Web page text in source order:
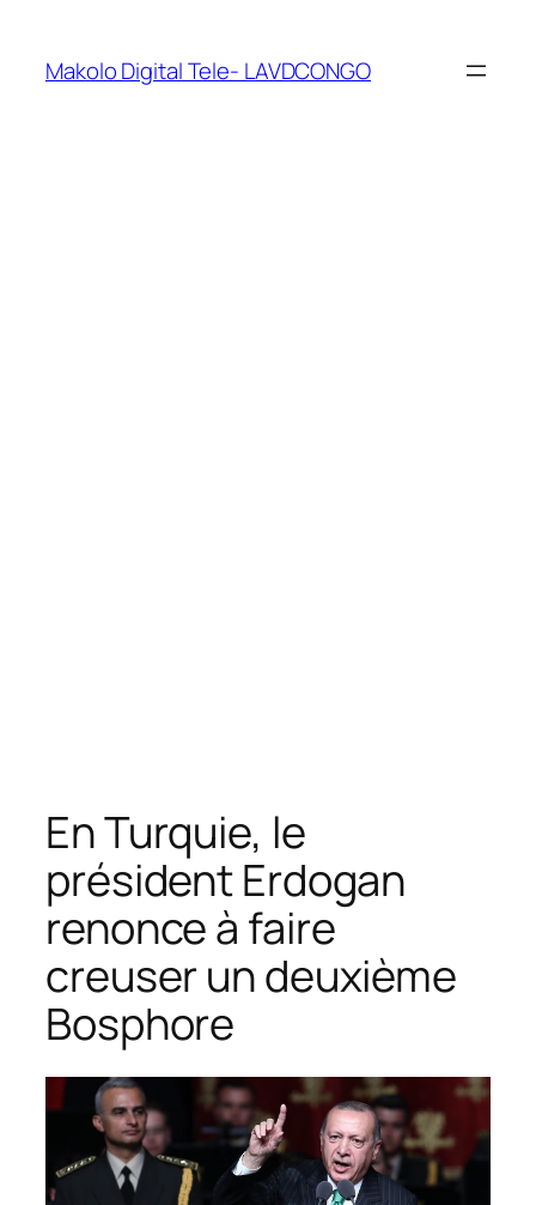
Makolo Digital Tele- LAVDCONGO
En Turquie, le
président Erdogan
renonce à faire
creuser un deuxième
Bosphore